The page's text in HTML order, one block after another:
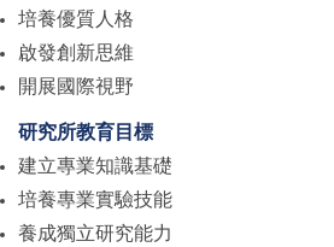
培養優質人格
啟發創新思維
開展國際視野
研究所教育目標
建立專業知識基礎
培養專業實驗技能
養成獨立研究能力